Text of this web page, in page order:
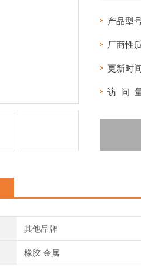
产品型
厂商性
更新时
访 问
其他品牌
橡胶 金属